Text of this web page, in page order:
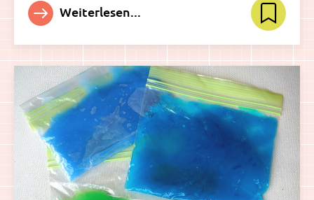
Weiterlesen...